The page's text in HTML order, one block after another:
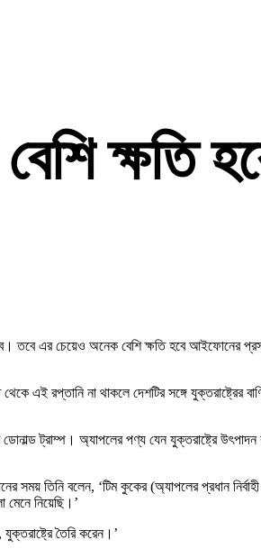
ক্ষতি
তবে এর চেয়েও অনেক বেশি ক্ষতি হবে
এই রপ্তানি না থাকলে দেশটির সঙ্গে যুক্তরাষ্ট্রের
ট্রাম্প। অ্যাপলের পণ্য যেন যুক্তরাষ্ট্রে
তিনি বলেন, ‘টিম কুকের (অ্যাপলের প্রধান
নিয়েছি।’
তৈরি করেন।’